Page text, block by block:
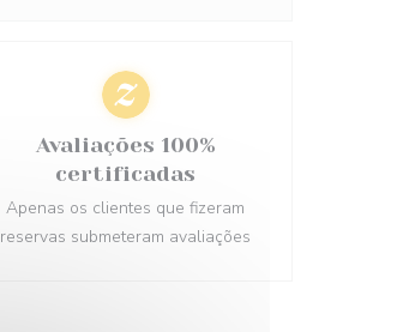
Avaliações 100%
certificadas
Apenas os clientes que fizeram
reservas submeteram avaliações